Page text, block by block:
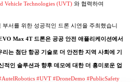
Vehicle Technologies (UVT) 와 협력하여
서를 위한 성공적인 드론 시연을 주최했습니
VO Max 4T 드론은 공공 안전 애플리케이션에서
는 첨단 항공 기술로 더 안전한 지역 사회에 기
적인 솔루션과 향후 데모에 대한 더 흥미로운 업
#UVT #DroneDemo #PublicSafety